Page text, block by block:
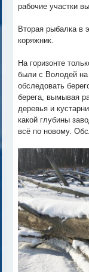
рабочие участки
Вторая рыбалка в
коряжник.
На горизонте
были с Володей
обследовать
берега, вымывая
деревья и
какой глубины
всё по новому.